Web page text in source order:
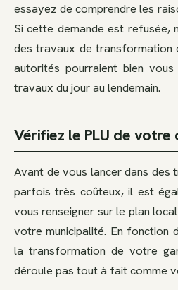
essayez de comprendre les
Si cette demande est refusée,
des travaux de transformation
autorités pourraient bien vous
travaux du jour au lendemain.
Vérifiez le PLU de votre
Avant de vous lancer dans des
parfois très coûteux, il est
vous renseigner sur le plan local
votre municipalité. En fonction
la transformation de votre
déroule pas tout à fait comme